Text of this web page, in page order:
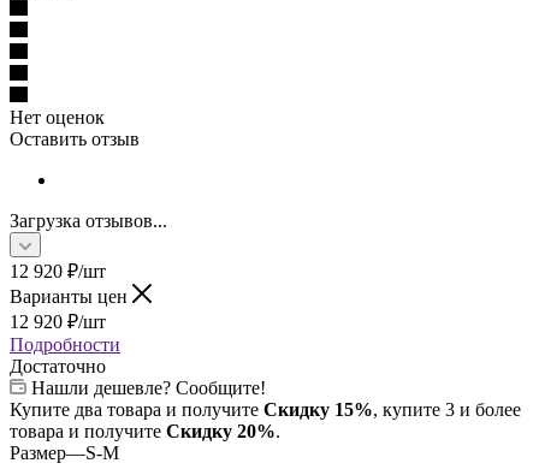
Нет оценок
Оставить отзыв
Загрузка отзывов...
12 920 ₽/шт
Варианты цен
12 920 ₽/шт
Подробности
Достаточно
Нашли дешевле? Сообщите!
Купите два товара и получите Скидку 15%, купите 3 и более
товара и получите Скидку 20%.
Размер—S-M